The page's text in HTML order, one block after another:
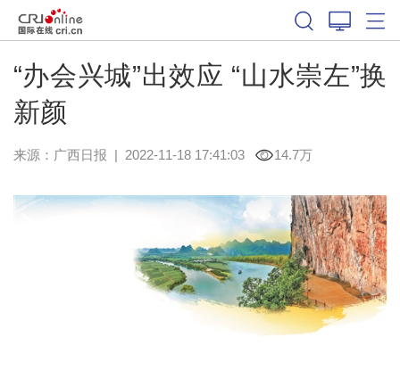
“办会兴城”出效应 “山水崇左”换
新颜
来源： 广西日报 | 2022-11-18 17:41:03 14.7万